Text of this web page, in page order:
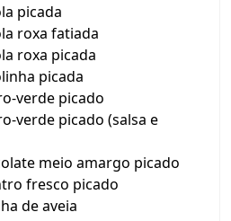
picada
roxa fatiada
roxa picada
picada
verde picado
verde picado (salsa e
meio amargo picado
fresco picado
de aveia